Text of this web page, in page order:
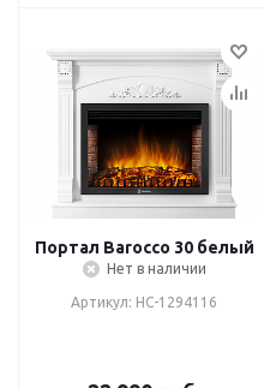
Портал Barocco 30 белый
Нет в наличии
Артикул: НС-1294116